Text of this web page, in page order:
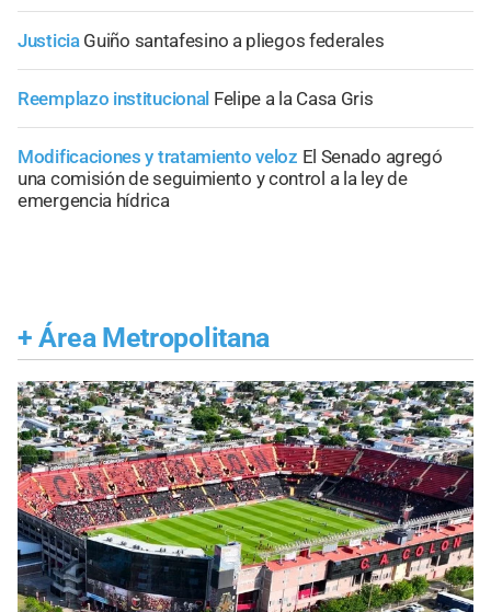
Justicia Guiño santafesino a pliegos federales
Reemplazo institucional Felipe a la Casa Gris
Modificaciones y tratamiento veloz El Senado agregó
una comisión de seguimiento y control a la ley de
emergencia hídrica
+ Área Metropolitana